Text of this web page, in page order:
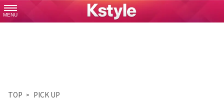
MENU
TOP PICK UP